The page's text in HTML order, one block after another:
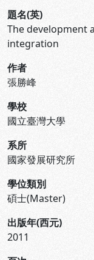
題名(英)
The development
integration
作者
張勝峰
學校
國立臺灣大學
系所
國家發展研究所
學位類別
碩士(Master)
出版年(西元)
2011